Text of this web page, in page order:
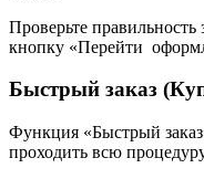
Проверьте
кнопку «Перейти
Быстрый заказ
Функция «Быстрый
проходить всю